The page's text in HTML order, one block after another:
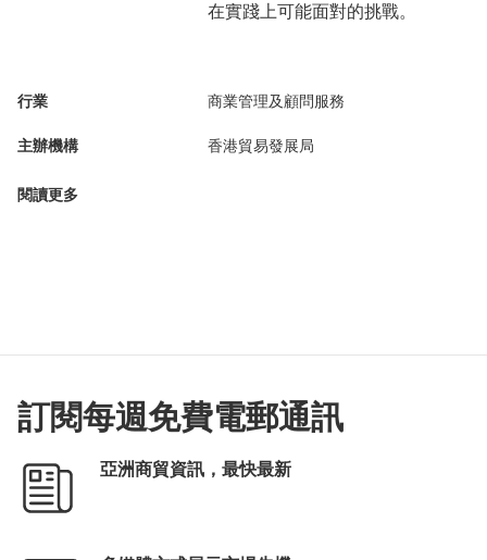
在實踐上可能⾯對的挑戰。
行業 商業管理及顧問服務
主辦機構 香港貿易發展局
閱讀更多
訂閱每週免費電郵通訊
亞洲商貿資訊，最快最新